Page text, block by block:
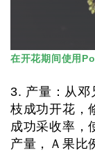
在开花期间使用
3. 产量：从邓
枝成功开花，
成功采收率，
产量，Ａ果比